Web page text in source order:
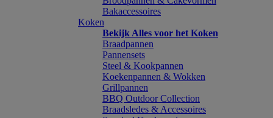
Bakaccessoires
Koken
Bekijk Alles voor het Koken
Braadpannen
Pannensets
Steel & Kookpannen
Koekenpannen & Wokken
Grillpannen
BBQ Outdoor Collection
Braadsledes & Accessoires